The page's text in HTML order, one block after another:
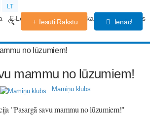
LT
E-Lekcijas Grūtniecības kalendārs Forums
Iesūti Rakstu Ienāc!
mammu no lūzumiem!
Māmiņu klubs
"Pasargā savu mammu no lūzumiem!"